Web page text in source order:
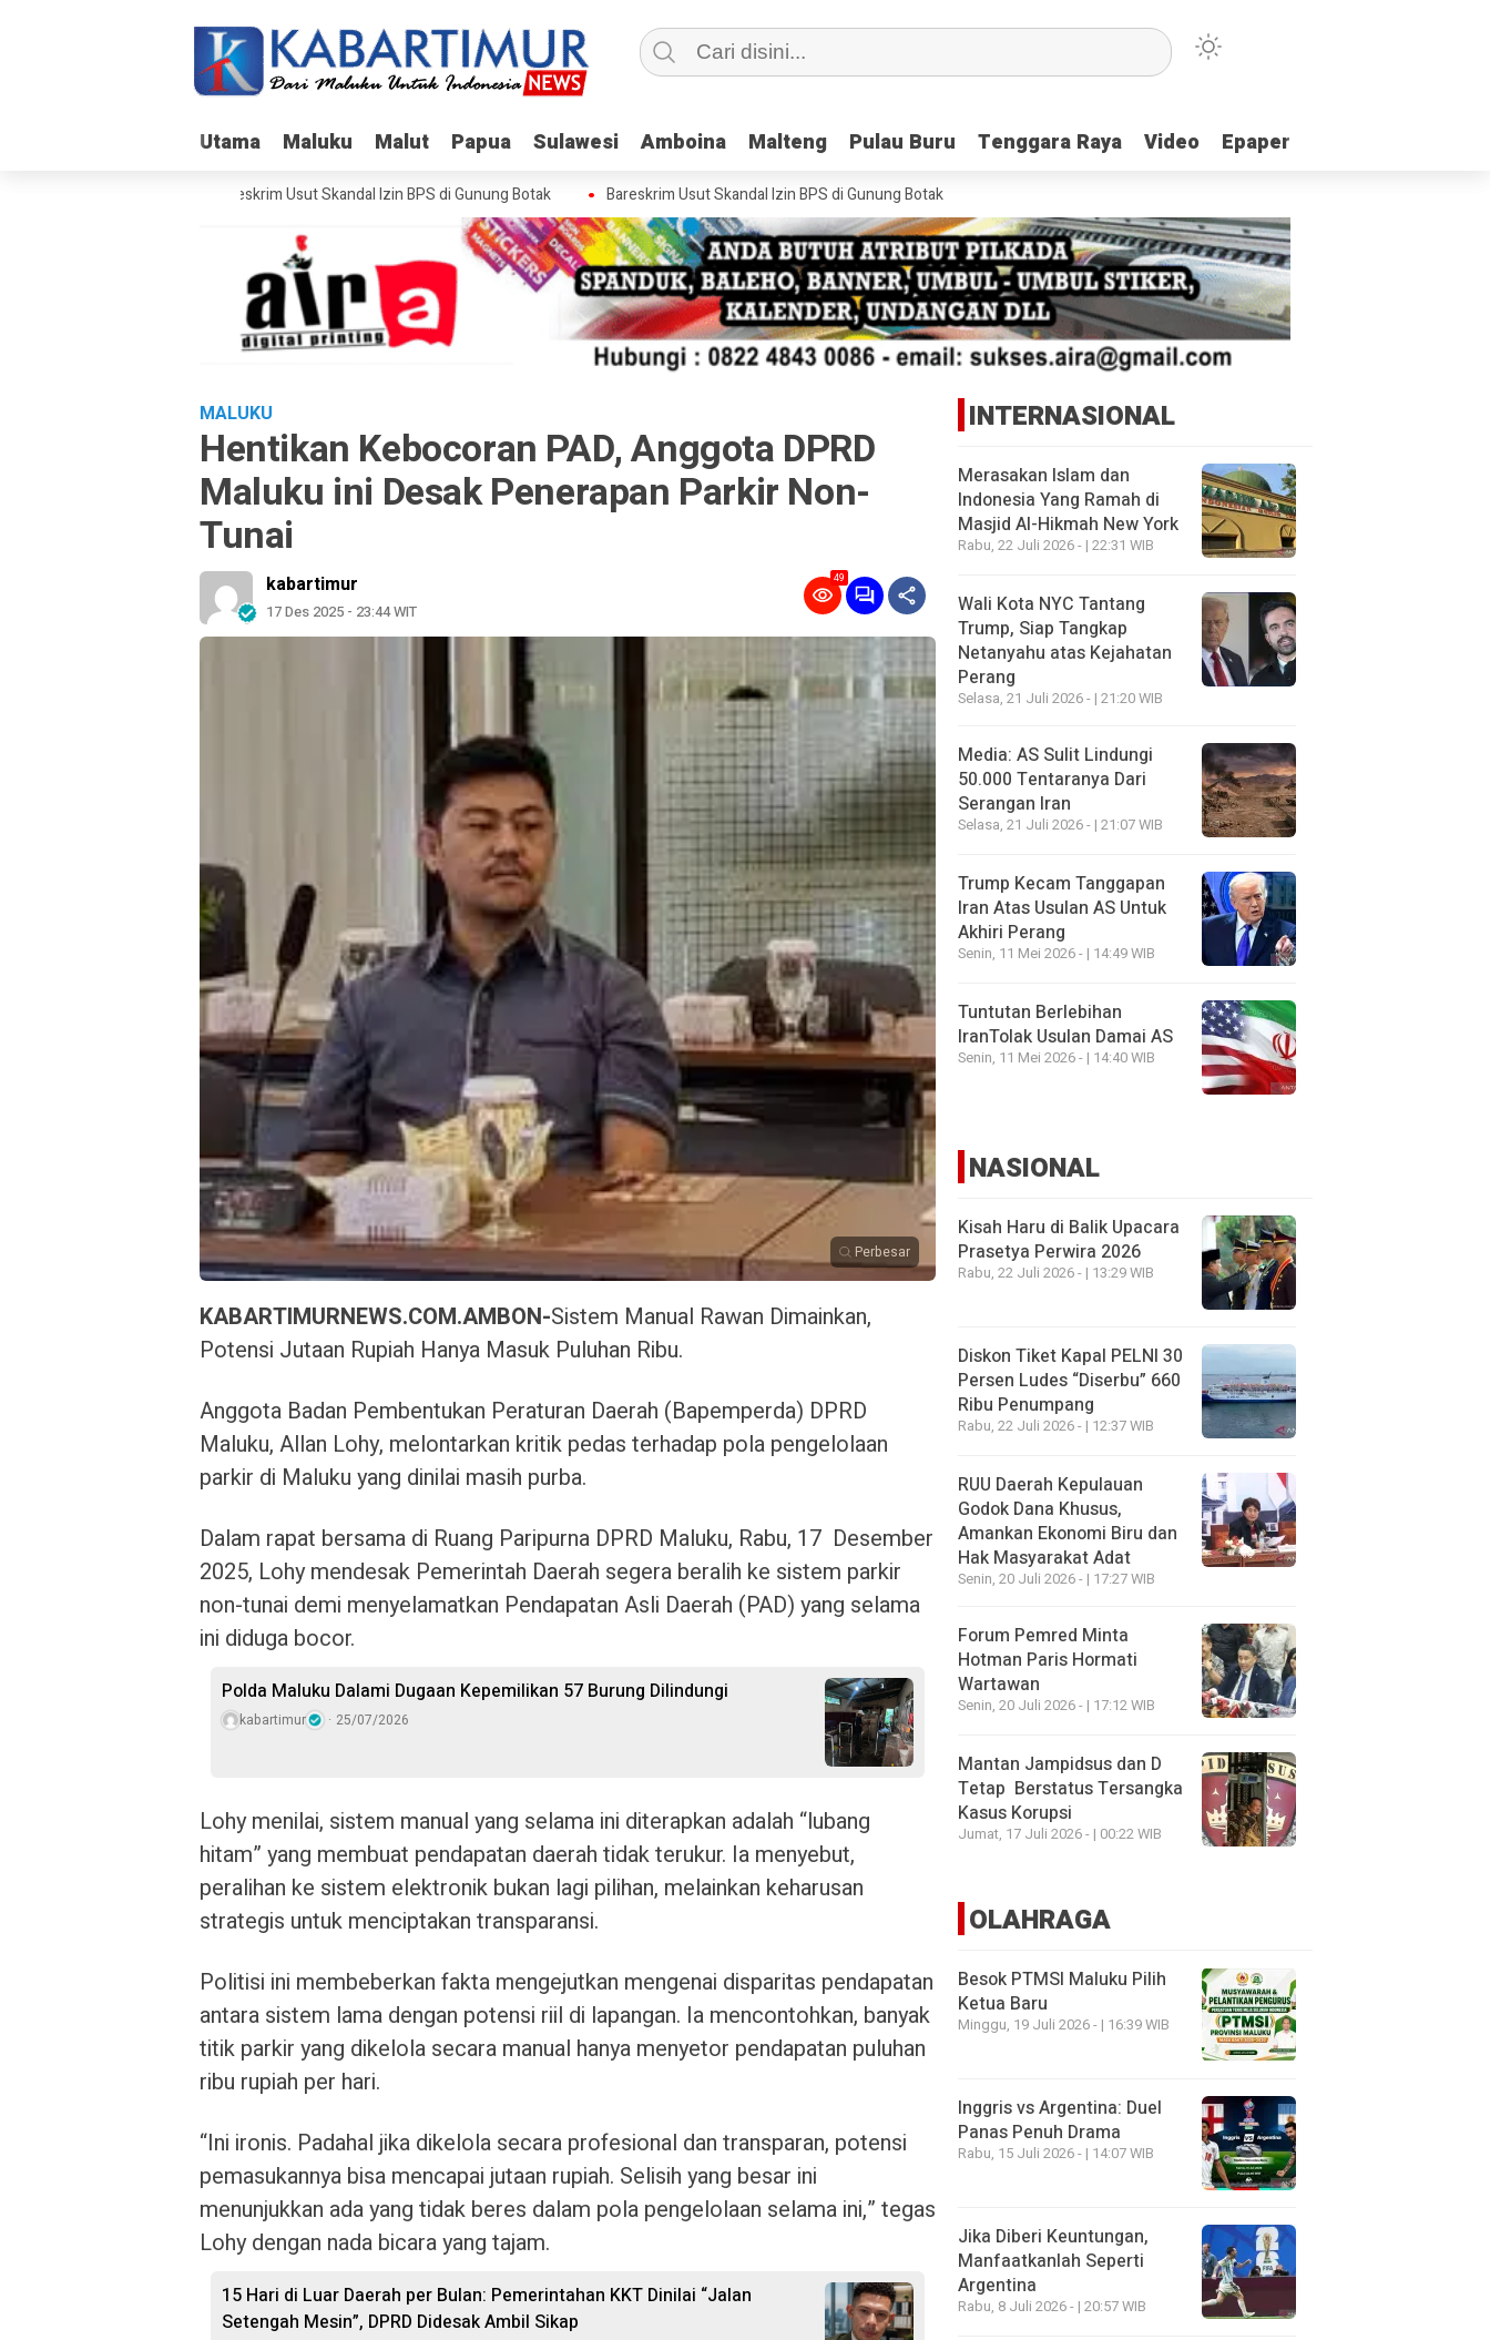
Utama Maluku Malut Papua Sulawesi Amboina Malteng Pulau Buru Tenggara Raya Video Epaper
Utama Maluku Malut Papua Sulawesi Amboina Malteng Pulau Buru Tenggara Raya Video Epaper
Bareskrim Usut Skandal Izin BPS di Gunung Botak Bareskrim Usut Skandal Izin BPS di Gunung Botak
MALUKU
Hentikan Kebocoran PAD, Anggota DPRD
Maluku ini Desak Penerapan Parkir Non-
Tunai
kabartimur
17 Des 2025 - 23:44 WIT
49
Perbesar
KABARTIMURNEWS.COM.AMBON-Sistem Manual Rawan Dimainkan,
Potensi Jutaan Rupiah Hanya Masuk Puluhan Ribu.
Anggota Badan Pembentukan Peraturan Daerah (Bapemperda) DPRD
Maluku, Allan Lohy, melontarkan kritik pedas terhadap pola pengelolaan
parkir di Maluku yang dinilai masih purba.
Dalam rapat bersama di Ruang Paripurna DPRD Maluku, Rabu, 17 Desember
2025, Lohy mendesak Pemerintah Daerah segera beralih ke sistem parkir
non-tunai demi menyelamatkan Pendapatan Asli Daerah (PAD) yang selama
ini diduga bocor.
Polda Maluku Dalami Dugaan Kepemilikan 57 Burung Dilindungi
kabartimur 25/07/2026
Lohy menilai, sistem manual yang selama ini diterapkan adalah “lubang
hitam” yang membuat pendapatan daerah tidak terukur. Ia menyebut,
peralihan ke sistem elektronik bukan lagi pilihan, melainkan keharusan
strategis untuk menciptakan transparansi.
Politisi ini membeberkan fakta mengejutkan mengenai disparitas pendapatan
antara sistem lama dengan potensi riil di lapangan. Ia mencontohkan, banyak
titik parkir yang dikelola secara manual hanya menyetor pendapatan puluhan
ribu rupiah per hari.
“Ini ironis. Padahal jika dikelola secara profesional dan transparan, potensi
pemasukannya bisa mencapai jutaan rupiah. Selisih yang besar ini
menunjukkan ada yang tidak beres dalam pola pengelolaan selama ini,” tegas
Lohy dengan nada bicara yang tajam.
15 Hari di Luar Daerah per Bulan: Pemerintahan KKT Dinilai “Jalan
Setengah Mesin”, DPRD Didesak Ambil Sikap
INTERNASIONAL
Merasakan Islam dan
Indonesia Yang Ramah di
Masjid Al-Hikmah New York
Rabu, 22 Juli 2026 - | 22:31 WIB
Wali Kota NYC Tantang
Trump, Siap Tangkap
Netanyahu atas Kejahatan
Perang
Selasa, 21 Juli 2026 - | 21:20 WIB
Media: AS Sulit Lindungi
50.000 Tentaranya Dari
Serangan Iran
Selasa, 21 Juli 2026 - | 21:07 WIB
Trump Kecam Tanggapan
Iran Atas Usulan AS Untuk
Akhiri Perang
Senin, 11 Mei 2026 - | 14:49 WIB
Tuntutan Berlebihan
IranTolak Usulan Damai AS
Senin, 11 Mei 2026 - | 14:40 WIB
NASIONAL
Kisah Haru di Balik Upacara
Prasetya Perwira 2026
Rabu, 22 Juli 2026 - | 13:29 WIB
Diskon Tiket Kapal PELNI 30
Persen Ludes “Diserbu” 660
Ribu Penumpang
Rabu, 22 Juli 2026 - | 12:37 WIB
RUU Daerah Kepulauan
Godok Dana Khusus,
Amankan Ekonomi Biru dan
Hak Masyarakat Adat
Senin, 20 Juli 2026 - | 17:27 WIB
Forum Pemred Minta
Hotman Paris Hormati
Wartawan
Senin, 20 Juli 2026 - | 17:12 WIB
Mantan Jampidsus dan D
Tetap Berstatus Tersangka
Kasus Korupsi
Jumat, 17 Juli 2026 - | 00:22 WIB
OLAHRAGA
Besok PTMSI Maluku Pilih
Ketua Baru
Minggu, 19 Juli 2026 - | 16:39 WIB
Inggris vs Argentina: Duel
Panas Penuh Drama
Rabu, 15 Juli 2026 - | 14:07 WIB
Jika Diberi Keuntungan,
Manfaatkanlah Seperti
Argentina
Rabu, 8 Juli 2026 - | 20:57 WIB